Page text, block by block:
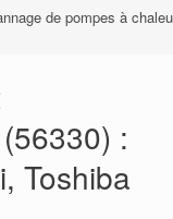
de pompes à
:
Toshiba